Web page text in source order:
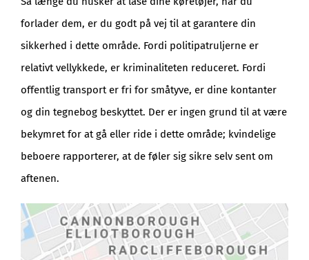
forlader dem, er du godt på vej til at garantere din
sikkerhed i dette område. Fordi politipatruljerne er
relativt vellykkede, er kriminaliteten reduceret. Fordi
offentlig transport er fri for småtyve, er dine kontanter
og din tegnebog beskyttet. Der er ingen grund til at være
bekymret for at gå eller ride i dette område; kvindelige
beboere rapporterer, at de føler sig sikre selv sent om
aftenen.